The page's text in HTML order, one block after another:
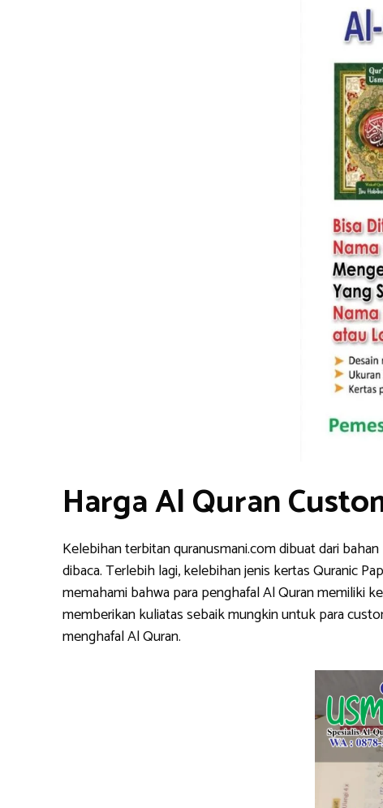
Harga Al Quran
Kelebihan terbitan quranusmani.com dibuat dari
dibaca. Terlebih lagi, kelebihan jenis kertas Quranic
memahami bahwa para penghafal Al Quran memiliki
memberikan kuliatas sebaik mungkin untuk para
menghafal Al Quran.